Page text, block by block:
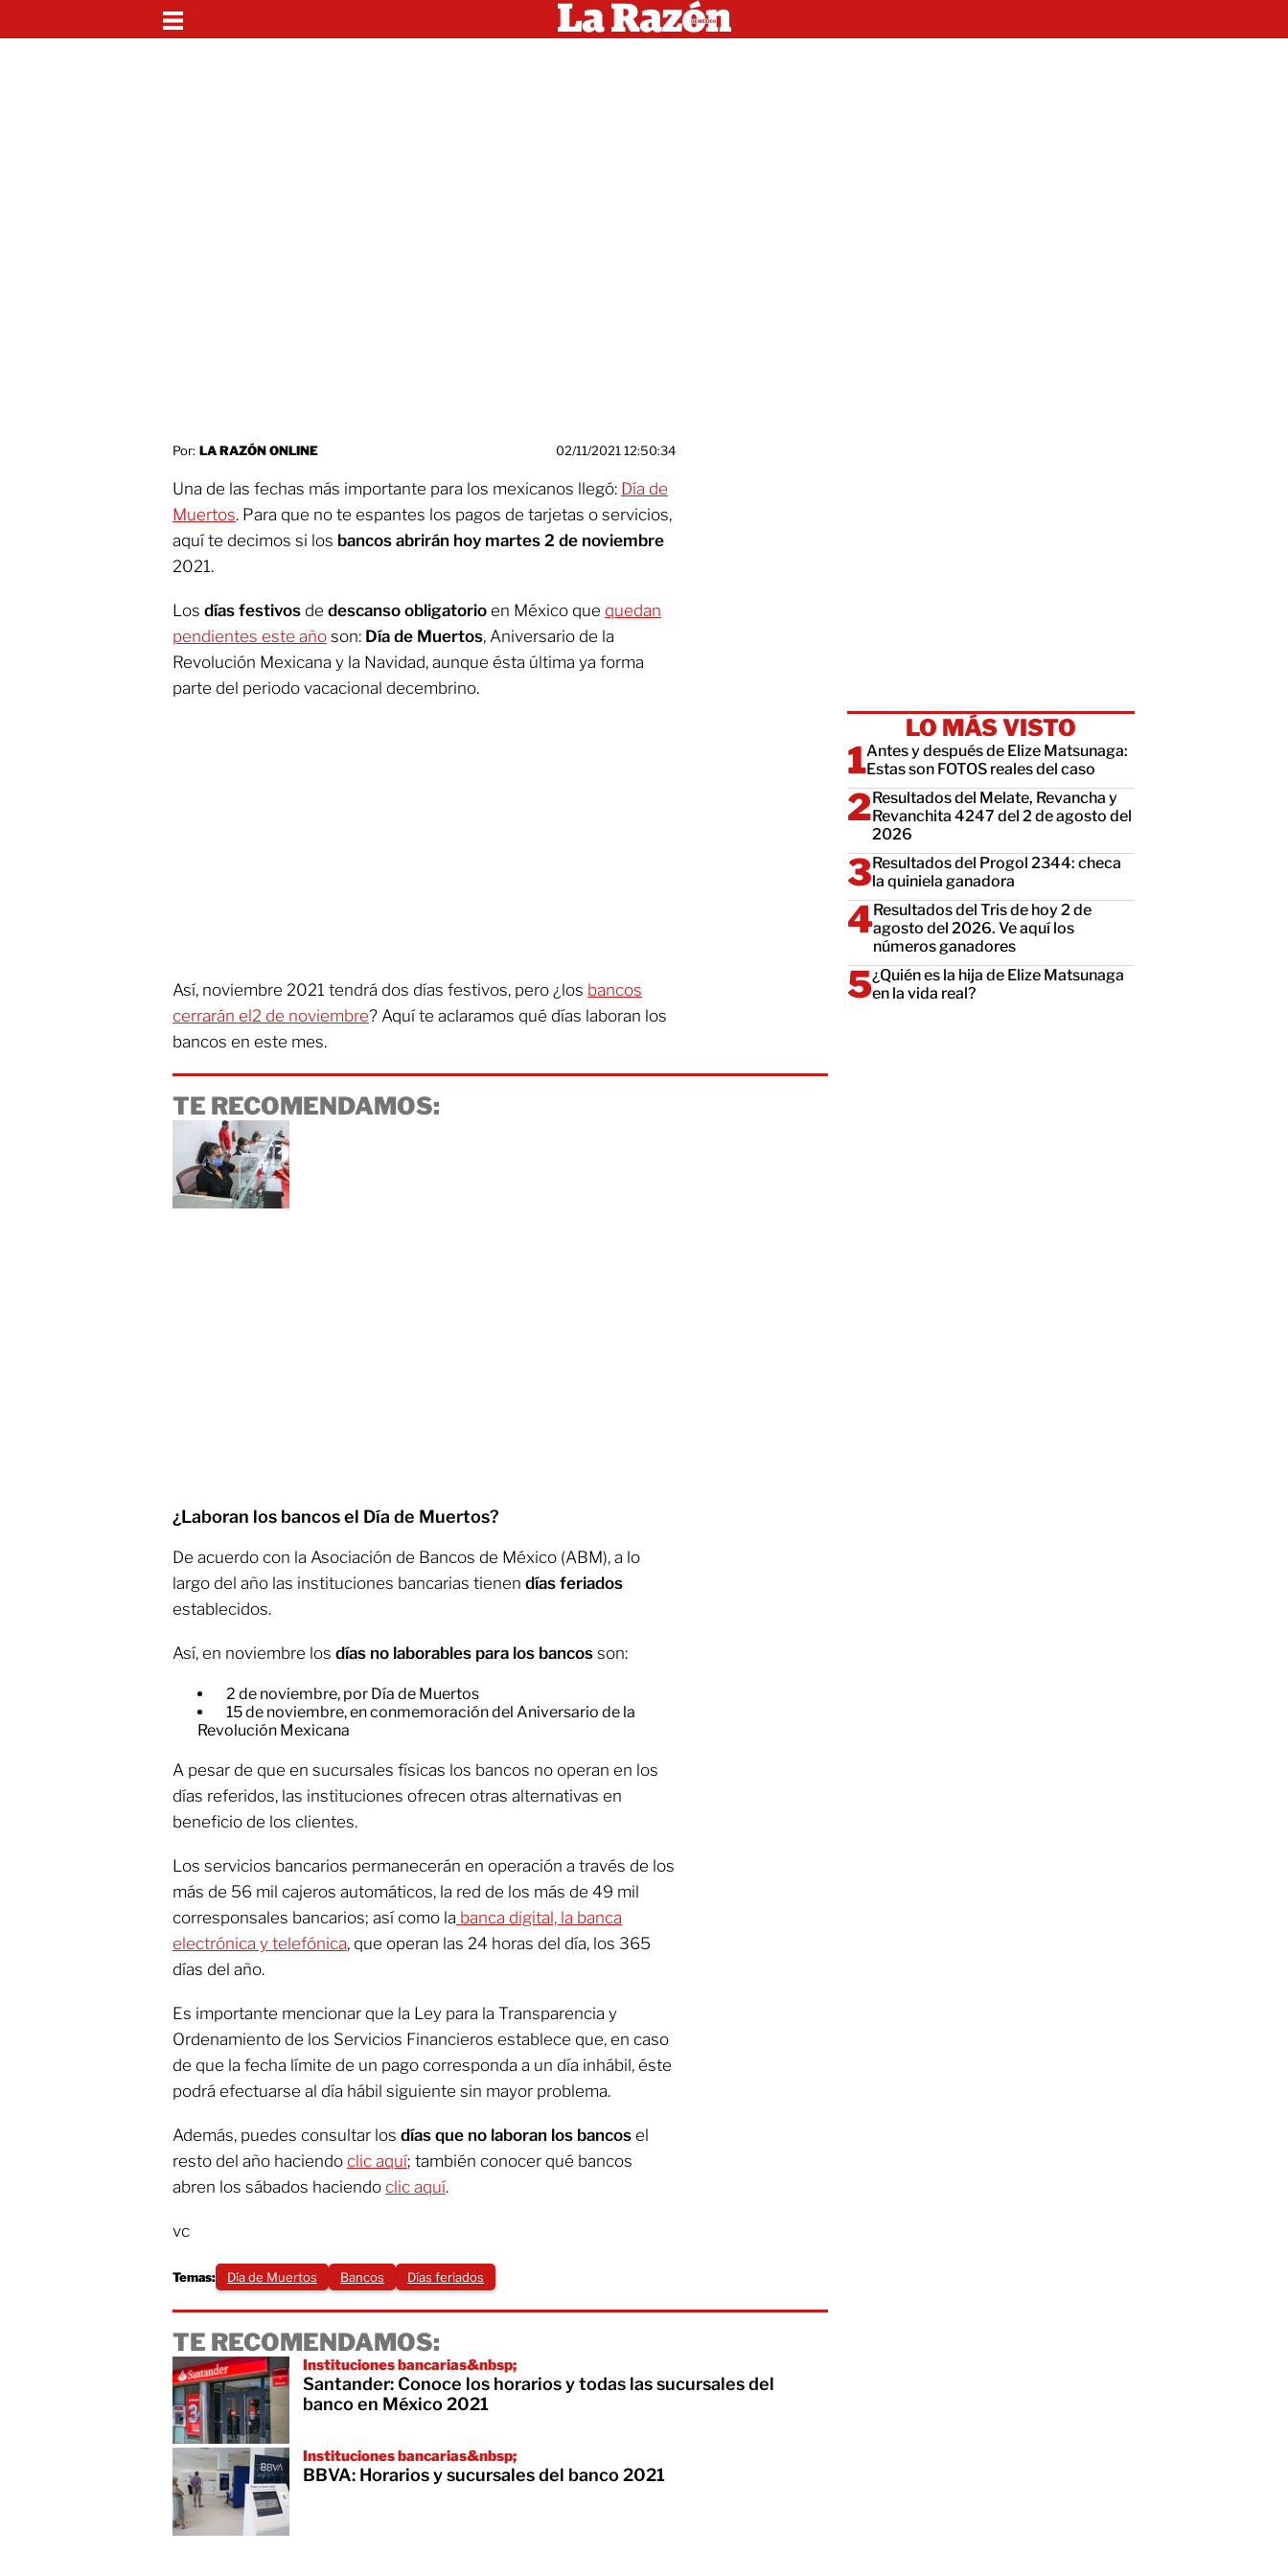
Por: LA RAZÓN ONLINE 02/11/2021 12:50:34
Una de las fechas más importante para los mexicanos llegó: Día de
Muertos. Para que no te espantes los pagos de tarjetas o servicios,
aquí te decimos si los bancos abrirán hoy martes 2 de noviembre
2021.
Los días festivos de descanso obligatorio en México que quedan
pendientes este año son: Día de Muertos, Aniversario de la
Revolución Mexicana y la Navidad, aunque ésta última ya forma
parte del periodo vacacional decembrino.
Así, noviembre 2021 tendrá dos días festivos, pero ¿los bancos
cerrarán el2 de noviembre? Aquí te aclaramos qué días laboran los
bancos en este mes.
TE RECOMENDAMOS:
¿Laboran los bancos el Día de Muertos?
De acuerdo con la Asociación de Bancos de México (ABM), a lo
largo del año las instituciones bancarias tienen días feriados
establecidos.
Así, en noviembre los días no laborables para los bancos son:
2 de noviembre, por Día de Muertos
15 de noviembre, en conmemoración del Aniversario de la
Revolución Mexicana
A pesar de que en sucursales físicas los bancos no operan en los
días referidos, las instituciones ofrecen otras alternativas en
beneficio de los clientes.
Los servicios bancarios permanecerán en operación a través de los
más de 56 mil cajeros automáticos, la red de los más de 49 mil
corresponsales bancarios; así como la banca digital, la banca
electrónica y telefónica, que operan las 24 horas del día, los 365
días del año.
Es importante mencionar que la Ley para la Transparencia y
Ordenamiento de los Servicios Financieros establece que, en caso
de que la fecha límite de un pago corresponda a un día inhábil, éste
podrá efectuarse al día hábil siguiente sin mayor problema.
Además, puedes consultar los días que no laboran los bancos el
resto del año haciendo clic aquí; también conocer qué bancos
abren los sábados haciendo clic aquí.
vc
Temas: Día de Muertos Bancos Días feriados
TE RECOMENDAMOS:
Instituciones bancarias&nbsp;
Santander: Conoce los horarios y todas las sucursales del
banco en México 2021
Instituciones bancarias&nbsp;
BBVA: Horarios y sucursales del banco 2021
LO MÁS VISTO
Antes y después de Elize Matsunaga:
Estas son FOTOS reales del caso
Resultados del Melate, Revancha y
Revanchita 4247 del 2 de agosto del
2026
Resultados del Progol 2344: checa
la quiniela ganadora
Resultados del Tris de hoy 2 de
agosto del 2026. Ve aquí los
números ganadores
¿Quién es la hija de Elize Matsunaga
en la vida real?